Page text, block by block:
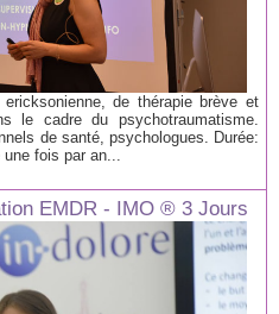
ericksonienne, de thérapie brève et
le cadre du psychotraumatisme.
de santé, psychologues. Durée:
fois par an...
EMDR - IMO ® 3 Jours